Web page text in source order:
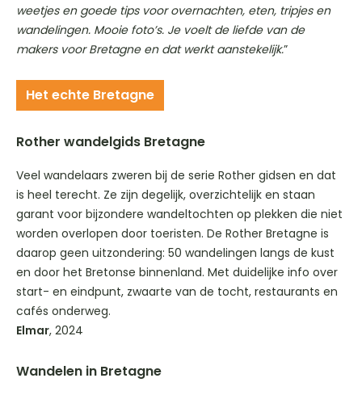
weetjes en goede tips voor overnachten, eten, tripjes en
wandelingen. Mooie foto’s. Je voelt de liefde van de
makers voor Bretagne en dat werkt aanstekelijk.”
Het echte Bretagne
Rother wandelgids Bretagne
Veel wandelaars zweren bij de serie Rother gidsen en dat
is heel terecht. Ze zijn degelijk, overzichtelijk en staan
garant voor bijzondere wandeltochten op plekken die niet
worden overlopen door toeristen. De Rother Bretagne is
daarop geen uitzondering: 50 wandelingen langs de kust
en door het Bretonse binnenland. Met duidelijke info over
start- en eindpunt, zwaarte van de tocht, restaurants en
cafés onderweg.
Elmar, 2024
Wandelen in Bretagne